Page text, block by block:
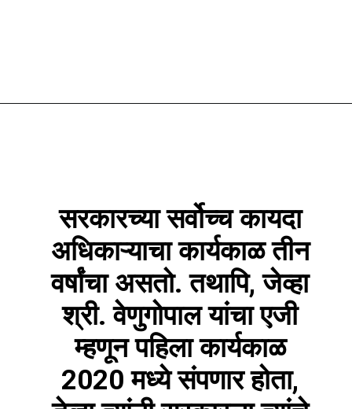
सरकारच्या सर्वोच्च कायदा
अधिकाऱ्याचा कार्यकाळ तीन
वर्षांचा असतो. तथापि, जेव्हा
श्री. वेणुगोपाल यांचा एजी
म्हणून पहिला कार्यकाळ
2020 मध्ये संपणार होता,